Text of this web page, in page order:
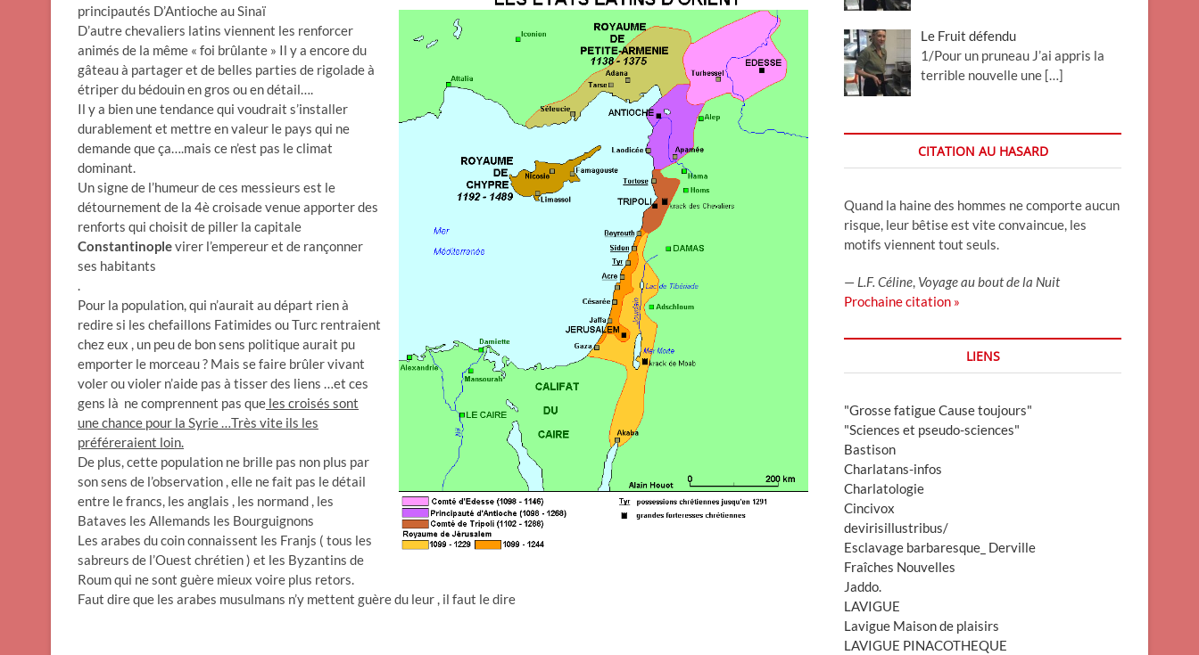
principautés D’Antioche au Sinaï
D’autre chevaliers latins viennent les renforcer
animés de la même « foi brûlante » Il y a encore du
gâteau à partager et de belles parties de rigolade à
étriper du bédouin en gros ou en détail….
Il y a bien une tendance qui voudrait s’installer
durablement et mettre en valeur le pays qui ne
demande que ça….mais ce n’est pas le climat
dominant.
Un signe de l’humeur de ces messieurs est le
détournement de la 4è croisade venue apporter des
renforts qui choisit de piller la capitale
Constantinoplevirer l’empereur et de rançonner
ses habitants
.
Pour la population, qui n’aurait au départ rien à
redire si les chefaillons Fatimides ou Turc rentraient
chez eux , un peu de bon sens politique aurait pu
emporter le morceau ? Mais se faire brûler vivant
voler ou violer n’aide pas à tisser des liens …et ces
gens là ne comprennent pas que les croisés sont
une chance pour la Syrie…Très vite ils les
préféreraient loin.
De plus, cette population ne brille pas non plus par
son sens de l’observation , elle ne fait pas le détail
entre le francs, les anglais , les normand , les
Bataves les Allemands les Bourguignons
Les arabes du coin connaissent les Franjs ( tous les
sabreurs de l’Ouest chrétien ) et les Byzantins de
Roum qui ne sont guère mieux voire plus retors.
Faut dire que les arabes musulmans n’y mettent guère du leur , il faut le dire
Le Fruit défendu
1/Pour un pruneau J’ai appris la
terrible nouvelle une […]
CITATION AU HASARD
Quand la haine des hommes ne comporte aucun
risque, leur bêtise est vite convaincue, les
motifs viennent tout seuls.
— L.F. Céline, Voyage au bout de la Nuit
Prochaine citation »
LIENS
"Grosse fatigue Cause toujours"
"Sciences et pseudo-sciences"
Bastison
Charlatans-infos
Charlatologie
Cincivox
devirisillustribus/
Esclavage barbaresque_ Derville
Fraîches Nouvelles
Jaddo.
LAVIGUE
Lavigue Maison de plaisirs
LAVIGUE PINACOTHEQUE